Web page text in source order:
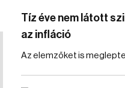
Tíz éve nem látott
az infláció
Az elemzőket is